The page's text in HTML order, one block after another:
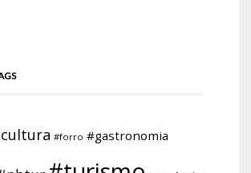
#forro #gastronomia